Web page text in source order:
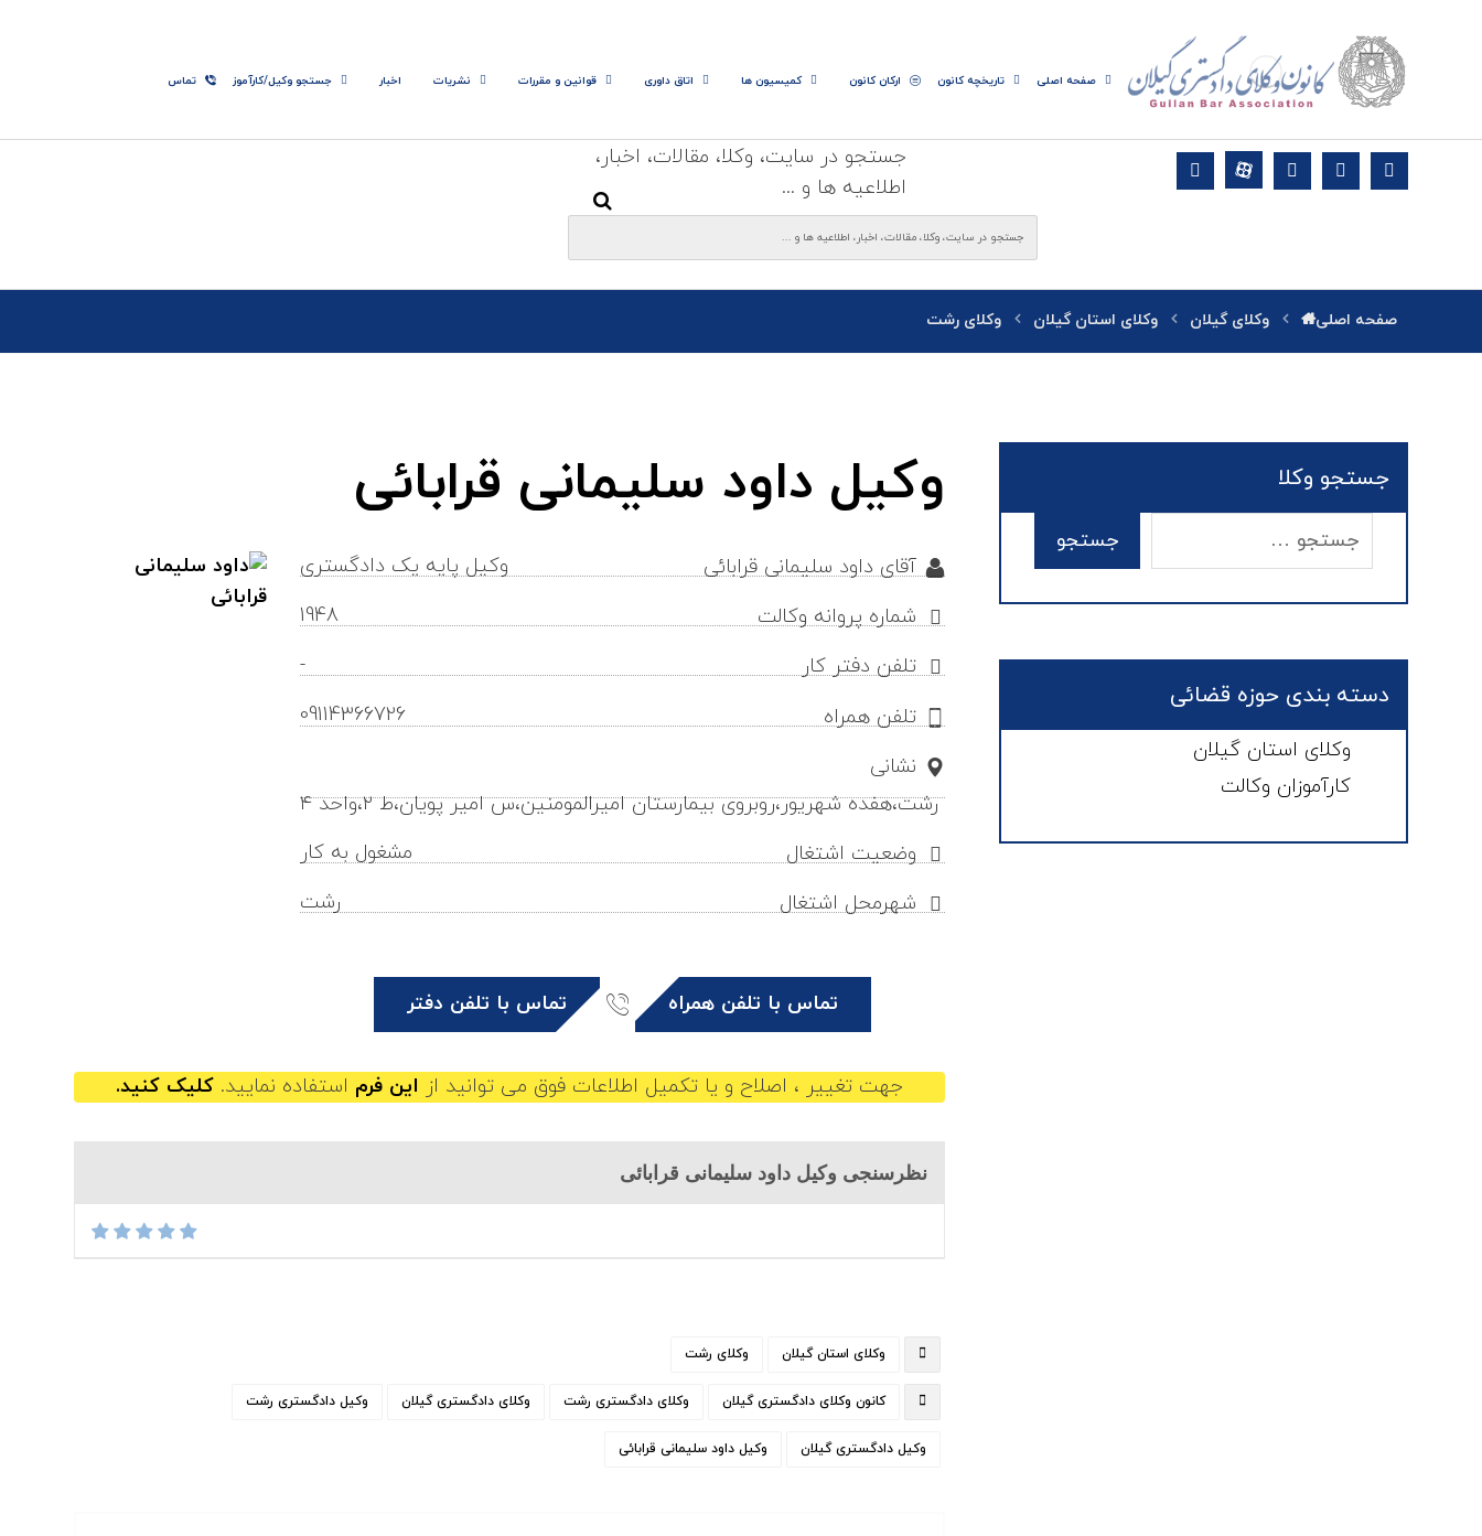
صفحه اصلی تاریخچه کانون ارکان کانون کمیسیون ها اتاق داوری قوانین و مقررات نشریات اخبار جستجو وکیل/کارآموز تماس
جستجو در سایت، وکلا، مقالات، اخبار،
اطلاعیه ها و ...
صفحه اصلی وکلای گیلان وکلای استان گیلان وکلای رشت
وکیل داود سلیمانی قرابائی
آقای داود سلیمانی قرابائی
وکیل پایه یک دادگستری
شماره پروانه وکالت
1948
تلفن دفتر کار
-
تلفن همراه
09114366726
نشانی
رشت،هفده شهریور،روبروی بیمارستان امیرالمومنین،س امیر پویان،ط ۲،واحد ۴
وضعیت اشتغال
مشغول به کار
شهرمحل اشتغال
رشت
تماس با تلفن همراه تماس با تلفن دفتر
جهت تغییر ، اصلاح و یا تکمیل اطلاعات فوق می توانید از این فرم استفاده نمایید. کلیک کنید.
نظرسنجی وکیل داود سلیمانی قرابائی
وکلای استان گیلان وکلای رشت
کانون وکلای دادگستری گیلان وکلای دادگستری رشت وکلای دادگستری گیلان وکیل دادگستری رشت
وکیل دادگستری گیلان وکیل داود سلیمانی قرابائی
جستجو وکلا
دسته بندی حوزه قضائی
وکلای استان گیلان
کارآموزان وکالت